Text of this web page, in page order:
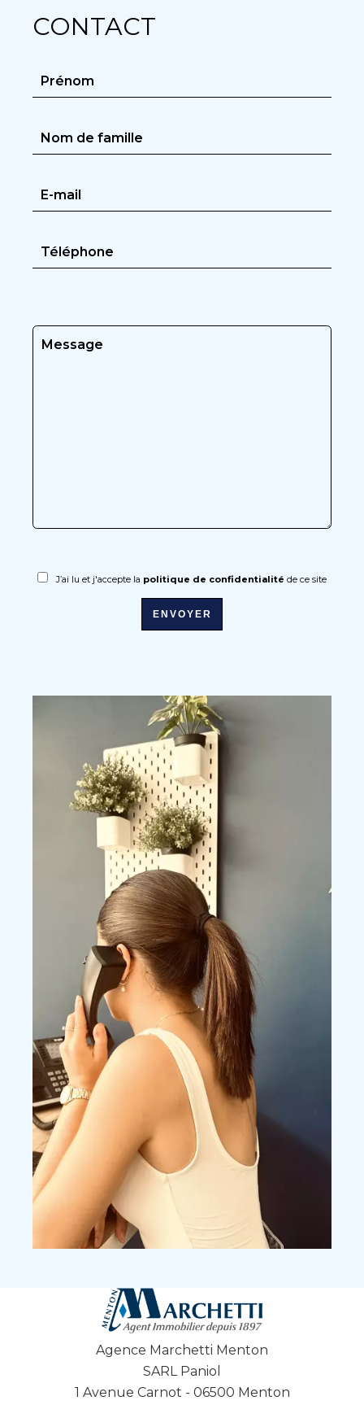
CONTACT
J’ai lu et j'accepte la politique de confidentialité de ce site
ENVOYER
Agence Marchetti Menton
SARL Paniol
1 Avenue Carnot - 06500 Menton